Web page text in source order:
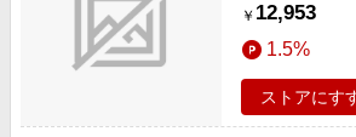
グラベル タイ
ラック（ＥＴ
２） SW-
￥ 12,953
1.5%
ストアにす